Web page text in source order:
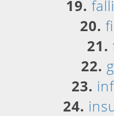
19.
20.
21.
22.
23.
24.